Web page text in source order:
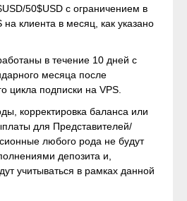
50$USD с ограничением в
клиента в месяц, как указано
в течение 10 дней с
месяца после
цикла подписки на VPS.
корректировка баланса или
для Представителей/
любого рода не будут
депозита и,
учитываться в рамках данной